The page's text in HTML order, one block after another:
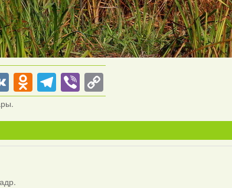
VKOdnoklassniki
Telegram
ViberCopy
Link